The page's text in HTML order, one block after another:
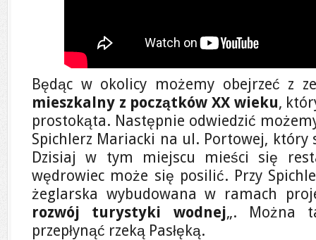
Będąc w okolicy możemy obejrzeć z
mieszkalny z początków XX wieku,
prostokąta. Następnie odwiedzić
Spichlerz Mariacki na ul. Portowej, który
Dzisiaj w tym miejscu mieści się
wędrowiec może się posilić. Przy
żeglarska wybudowana w ramach
rozwój turystyki wodnej„. Można
przepłynąć rzeką Pasłęką.